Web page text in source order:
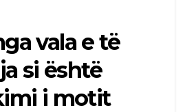
vala e të
si është
i motit